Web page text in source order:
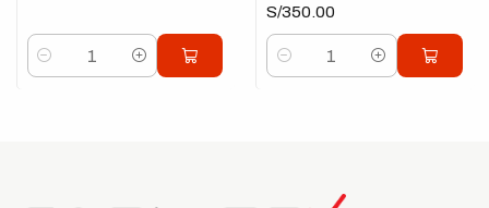
Cantidad
S/350.00
Cantidad